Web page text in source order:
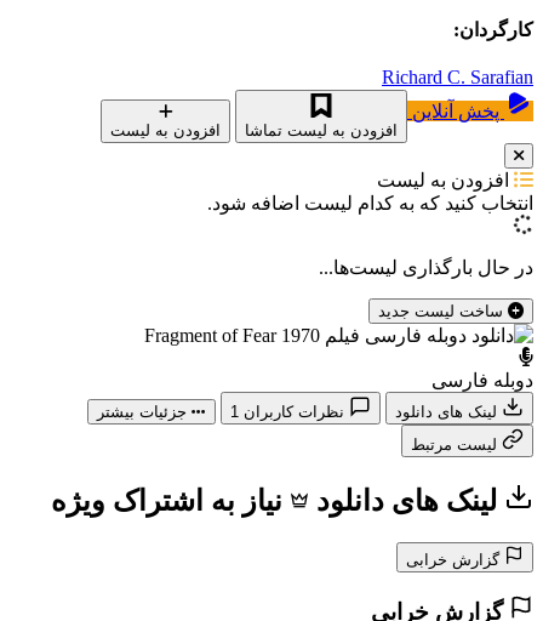
کارگردان:
Richard C. Sarafian
پخش آنلاین
افزودن به لیست تماشا افزودن به لیست
افزودن به لیست
انتخاب کنید که به کدام لیست اضافه شود.
در حال بارگذاری لیست‌ها...
دوبله فارسی
1
جزئیات بیشتر
لینک های دانلود نیاز به اشتراک ویژه
گزارش خرابی
گزارش خرابی